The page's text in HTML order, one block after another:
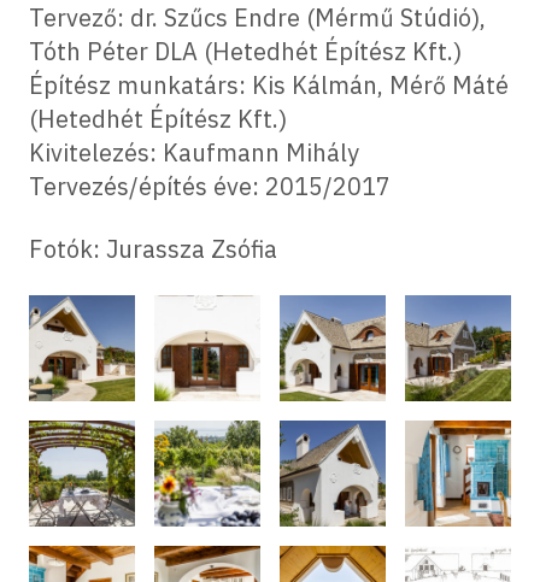
Tervező: dr. Szűcs Endre (Mérmű Stúdió),
Tóth Péter DLA (Hetedhét Építész Kft.)
Építész munkatárs: Kis Kálmán, Mérő Máté
(Hetedhét Építész Kft.)
Kivitelezés: Kaufmann Mihály
Tervezés/építés éve: 2015/2017
Fotók: Jurassza Zsófia